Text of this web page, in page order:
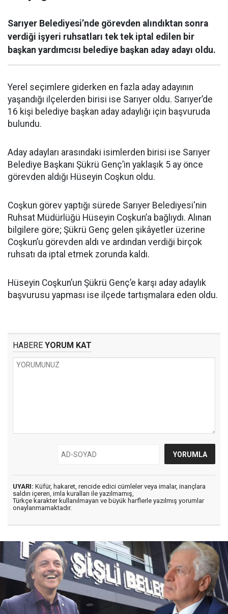
Sarıyer Belediyesi’nde görevden alındıktan sonra
verdiği işyeri ruhsatları tek tek iptal edilen bir
başkan yardımcısı belediye başkan aday adayı oldu.
Yerel seçimlere giderken en fazla aday adayının
yaşandığı ilçelerden birisi ise Sarıyer oldu. Sarıyer’de
16 kişi belediye başkan aday adaylığı için başvuruda
bulundu.
Aday adayları arasındaki isimlerden birisi ise Sarıyer
Belediye Başkanı Şükrü Genç’in yaklaşık 5 ay önce
görevden aldığı Hüseyin Coşkun oldu.
Coşkun görev yaptığı sürede Sarıyer Belediyesi'nin
Ruhsat Müdürlüğü Hüseyin Coşkun’a bağlıydı. Alınan
bilgilere göre; Şükrü Genç gelen şikâyetler üzerine
Coşkun’u görevden aldı ve ardından verdiği birçok
ruhsatı da iptal etmek zorunda kaldı.
Hüseyin Coşkun’un Şükrü Genç’e karşı aday adaylık
başvurusu yapması ise ilçede tartışmalara eden oldu.
HABERE YORUM KAT
UYARI: Küfür, hakaret, rencide edici cümleler veya imalar, inançlara
saldırı içeren, imla kuralları ile yazılmamış,
Türkçe karakter kullanılmayan ve büyük harflerle yazılmış yorumlar
onaylanmamaktadır.